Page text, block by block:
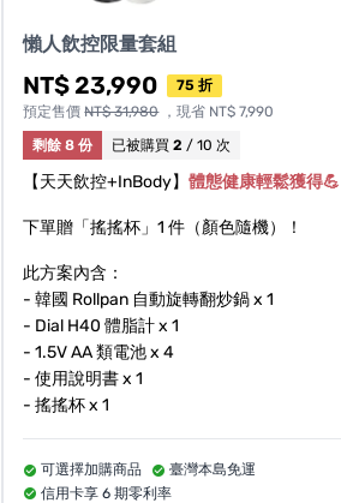
懶人飲控限量套組
NT$ 23,990
75 折
預定售價NT$ 31,980，現省 NT$ 7,990
剩餘 8 份
已被購買2 / 10 次
【天天飲控+InBody】體態健康輕鬆獲得💪
下單贈「搖搖杯」1 件（顏色隨機）！
此方案內含：
- 韓國 Rollpan 自動旋轉翻炒鍋 x 1
- Dial H40 體脂計 x 1
- 1.5V AA 類電池 x 4
- 使用說明書 x 1
- 搖搖杯 x 1
可選擇加購商品
臺灣本島免運
信用卡享 6 期零利率